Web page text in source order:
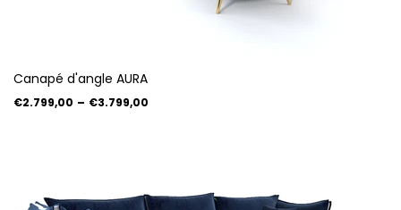
Canapé d'angle AURA
€2.799,00 – €3.799,00